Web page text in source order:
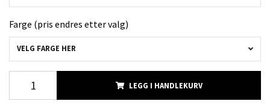
Farge (pris endres etter valg)
VELG FARGE HER
LEGG I HANDLEKURV